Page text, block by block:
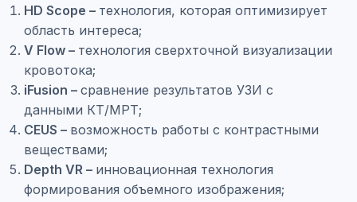
HD Scope – технология, которая оптимизирует
область интереса;
V Flow – технология сверхточной визуализации
кровотока;
iFusion – сравнение результатов УЗИ с
данными КТ/МРТ;
CEUS – возможность работы с контрастными
веществами;
Depth VR – инновационная технология
формирования объемного изображения;